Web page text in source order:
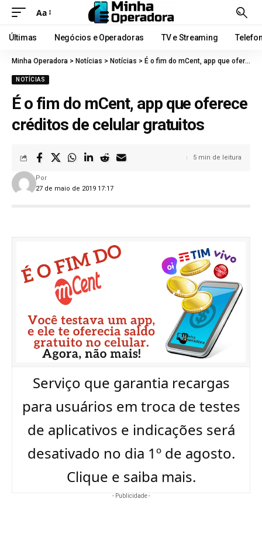
Aa
Últimas Negócios e Operadoras TV e Streaming
Minha Operadora > Notícias > Notícias > É o fim do mCent, app que oferece créditos de celular gratuitos
NOTÍCIAS
É o fim do mCent, app que oferece
créditos de celular gratuitos
27 de maio de 2019 17:17
Por
5 min de leitura
Serviço que garantia recargas
para usuários em troca de testes
de aplicativos e indicações será
desativado no dia 1º de agosto.
Clique e saiba mais.
- Publicidade -